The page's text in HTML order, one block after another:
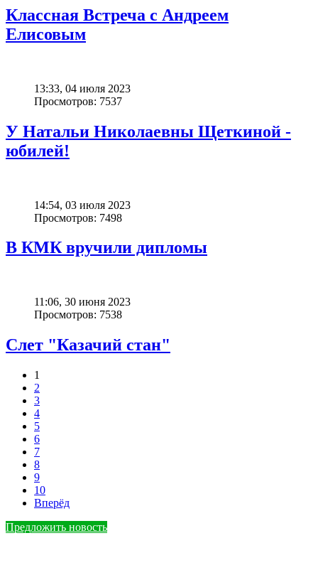
Классная Встреча с Андреем
Елисовым
13:33, 04 июля 2023
Просмотров: 7537
У Натальи Николаевны Щеткиной -
юбилей!
14:54, 03 июля 2023
Просмотров: 7498
В КМК вручили дипломы
11:06, 30 июня 2023
Просмотров: 7538
Слет "Казачий стан"
1
2
3
4
5
6
7
8
9
10
Вперёд
Предложить новость